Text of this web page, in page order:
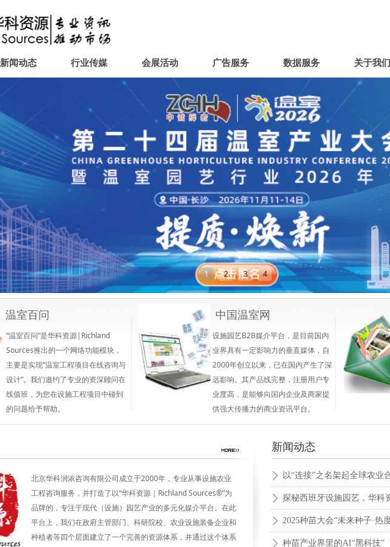
1 2 3 4
新闻动态 行业传媒 会展活动 广告服务 数据服务 关于我们
北京华科润浓咨询有限公司成立于2000年，专业从事设施农业
工程咨询服务，并打造了以“华科资源｜Richland Sources®”为
品牌的，专注于现代（设施）园艺产业的多元化媒介平台。在此
平台上，我们在政府主管部门、科研院校、农业设施装备企业和
种植者等四个层面建立了一个完善的资源体系，并通过这个体系
“温室百问”是华科资源|Richland
Sources推出的一个网络功能模块，
主要是实现“温室工程项目在线咨询与
设计”。我们邀约了专业的资深顾问在
线值班，为您在设施工程项目中碰到
的问题给予帮助。
设施园艺B2B媒介平台，是目前国内
业界具有一定影响力的垂直媒体，自
2000年创立以来，已在国内产生了深
远影响。其产品线完整，注册用户专
业度高，是能够向国内企业及商家提
供强大传播力的商业资讯平台。
中国温室网
新闻动态
温室百问
ꄲ
ꄲ
ꄲ
ꄲ 种苗产业界里的AI“黑科技”